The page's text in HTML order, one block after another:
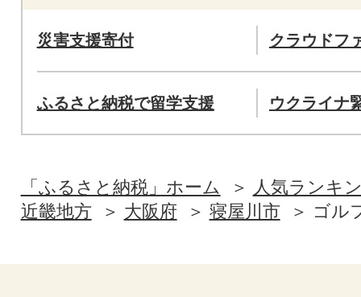
災害支援寄付 クラウドフ
ふるさと納税で留学支援 ウクライナ
「ふるさと納税」ホーム
人気ランキ
近畿地方
大阪府 寝屋川市 ゴル